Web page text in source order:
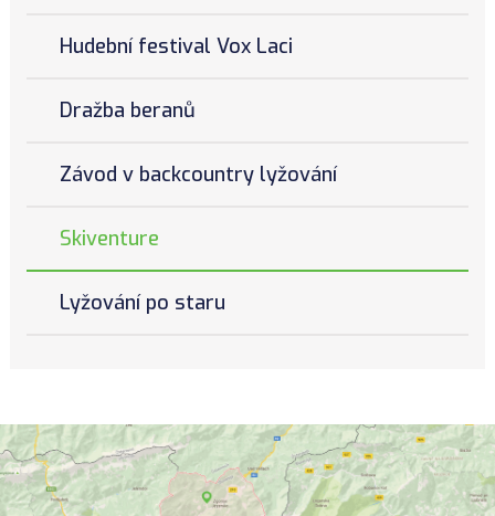
Hudební festival Vox Laci
Dražba beranů
Závod v backcountry lyžování
Skiventure
Lyžování po staru